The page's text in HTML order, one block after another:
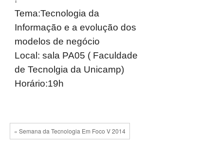
Tema:Tecnologia da
Informação e a evolução dos
modelos de negócio
Local: sala PA05 ( Faculdade
de Tecnolgia da Unicamp)
Horário:19h
« Semana da Tecnologia Em Foco V 2014